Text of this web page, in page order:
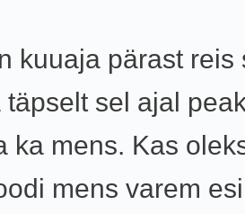
kuuaja pärast reis
täpselt sel ajal
ka mens. Kas
mens varem